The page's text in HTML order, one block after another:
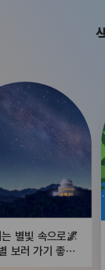
별빛 속으로🌌
보러 가기 좋은